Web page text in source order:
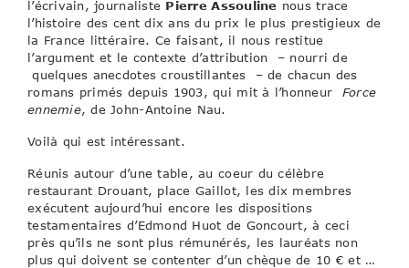
l’écrivain, journaliste Pierre Assouline nous trace
l’histoire des cent dix ans du prix le plus prestigieux de
la France littéraire. Ce faisant, il nous restitue
l’argument et le contexte d’attribution – nourri de
quelques anecdotes croustillantes – de chacun des
romans primés depuis 1903, qui mit à l’honneur Force
ennemie, de John-Antoine Nau.
Voilà qui est intéressant.
Réunis autour d’une table, au coeur du célèbre
restaurant Drouant, place Gaillot, les dix membres
exécutent aujourd’hui encore les dispositions
testamentaires d’Edmond Huot de Goncourt, à ceci
près qu’ils ne sont plus rémunérés, les lauréats non
plus qui doivent se contenter d’un chèque de 10 € et …